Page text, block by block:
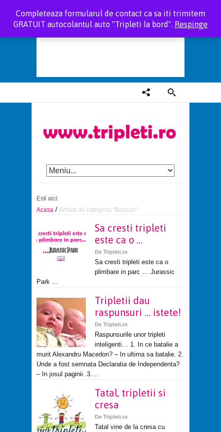
Esti aici:
Acasa / Arhiva de categoria "Bancuri"
Sa cresti tripleti
este ca o …
De Tripleti.ro
Sa cresti tripleti este ca o
plimbare in parc … Jurassic
Park ...
Tripletii dau
raspunsuri … istete!
De Tripleti.ro
Raspunsurile unor tripleti
inteligenti… 1. In ce batalie a
murit Alexandru Macedon? – In ultima sa batalie. 2.
Unde a fost semnata Declaratia de Independenta?
– In josul paginii. 3....
Tatal, tripletii si
cresa
De Tripleti.ro
Tatal vine de la cresa cu
Completeaza formularul de contact ca sa iti trimitem
GRATUIT autocolantul auto "Tripleti la bord". Respinge